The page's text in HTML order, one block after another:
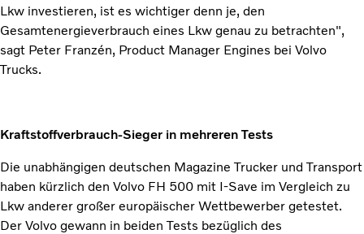
Lkw investieren, ist es wichtiger denn je, den
Gesamtenergieverbrauch eines Lkw genau zu betrachten",
sagt Peter Franzén, Product Manager Engines bei Volvo
Trucks.
Kraftstoffverbrauch-Sieger in mehreren Tests
Die unabhängigen deutschen Magazine Trucker und Transport
haben kürzlich den Volvo FH 500 mit I-Save im Vergleich zu
Lkw anderer großer europäischer Wettbewerber getestet.
Der Volvo gewann in beiden Tests bezüglich des